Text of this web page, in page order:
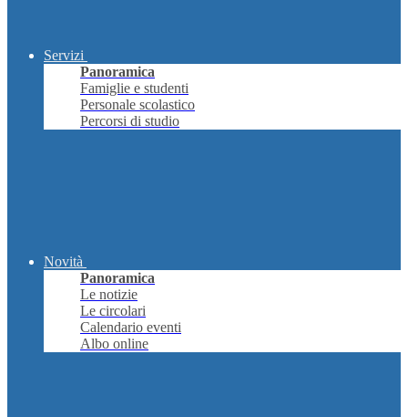
Servizi
Panoramica
Famiglie e studenti
Personale scolastico
Percorsi di studio
Novità
Panoramica
Le notizie
Le circolari
Calendario eventi
Albo online